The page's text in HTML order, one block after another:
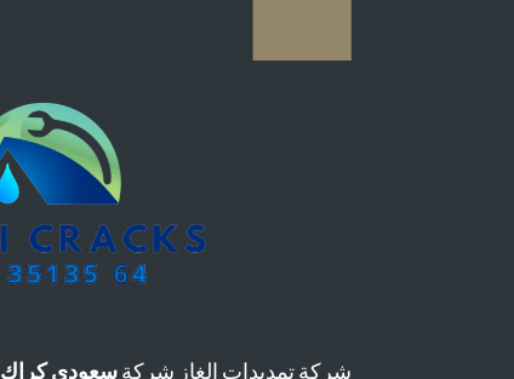
شركة تمديدات الغاز شركةسعودي كراك